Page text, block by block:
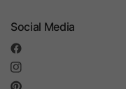
Social Media